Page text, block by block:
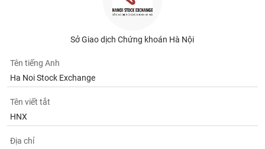
Sở Giao dịch Chứng khoán Hà Nội
Tên tiếng Anh
Ha Noi Stock Exchange
Tên viết tắt
HNX
Địa chỉ